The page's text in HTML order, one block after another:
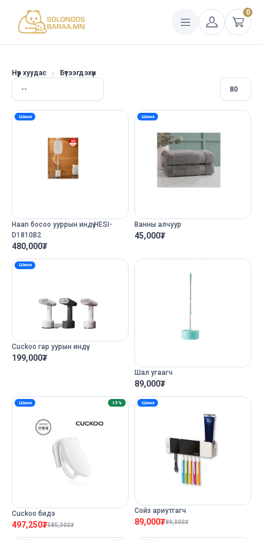
0
Нүүр хуудас Бүтээгдэхүүн
Шинэ
Haan босоо ууррын индүү HESI-
D1810B2
480,000₮
Шинэ
Ванны алчуур
45,000₮
Шинэ
Cuckoo гар уурын индүү
199,000₮
Шал угаагч
89,000₮
Шинэ 15%
Cuckoo бидэ
497,250₮585,000₮
Шинэ
Сойз ариутгагч
89,000₮89,000₮